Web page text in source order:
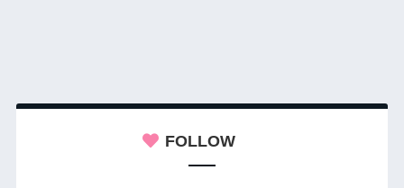
FOLLOW